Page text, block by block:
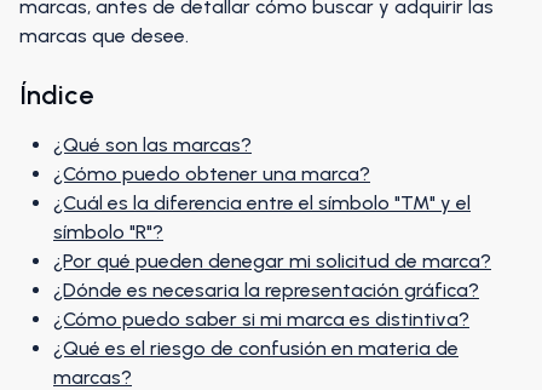
marcas, antes de detallar cómo buscar y adquirir las
marcas que desee.
Índice
¿Qué son las marcas?
¿Cómo puedo obtener una marca?
¿Cuál es la diferencia entre el símbolo "TM" y el
símbolo "R"?
¿Por qué pueden denegar mi solicitud de marca?
¿Dónde es necesaria la representación gráfica?
¿Cómo puedo saber si mi marca es distintiva?
¿Qué es el riesgo de confusión en materia de
marcas?